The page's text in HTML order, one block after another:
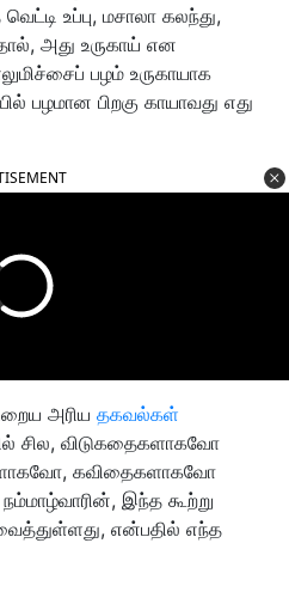
உப்பு, மசாலா கலந்து,
அது உருகாய் என
பழம் உருகாயாக
பழமான பிறகு காயாவது எது
அரிய தகவல்கள்
சில, விடுகதைகளாகவோ
கவிதைகளாகவோ
இந்த கூற்று
என்பதில் எந்த